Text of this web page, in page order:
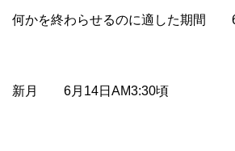
何かを終わらせるのに適した期間 6
新月 6月14日AM3:30頃